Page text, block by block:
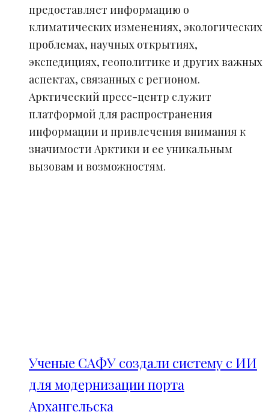
предоставляет информацию о
климатических изменениях, экологических
проблемах, научных открытиях,
экспедициях, геополитике и других важных
аспектах, связанных с регионом.
Арктический пресс-центр служит
платформой для распространения
информации и привлечения внимания к
значимости Арктики и ее уникальным
вызовам и возможностям.
Ученые САФУ создали систему с ИИ
для модернизации порта
Архангельска